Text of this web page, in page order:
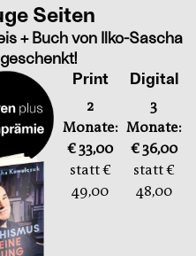
Seiten
+ Buch von Ilko-Sascha
Print
2
Monate:
€ 33,00
statt €
49,00
Digital
3
Monate:
€ 36,00
statt €
48,00